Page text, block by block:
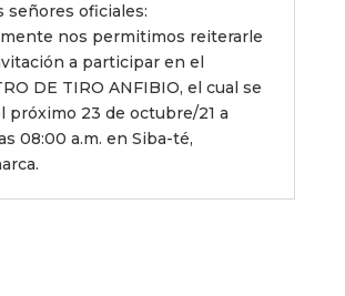
señores oficiales:
nos permitimos reiterarle
a participar en el
DE TIRO ANFIBIO, el cual se
próximo 23 de octubre/21 a
08:00 a.m. en Siba-té,